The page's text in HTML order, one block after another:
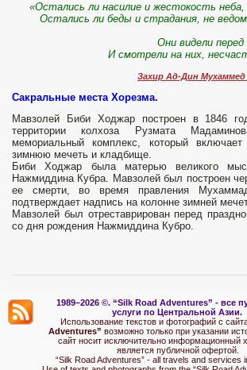
«Остались ли насилие и жестокость
Остались ли беды и страдания, не
Они видели
И смотрели на них,
Захир Ад-Дин Мухаммед
Сакральные места Хорезма.
Мавзолей Биби Ходжар построен в 1846
территории колхоза Рузмата
мемориальный комплекс, который
зимнюю мечеть и кладбище.
Биби Ходжар была матерью великого
Нажмиддина Кубра. Мавзолей был построен
ее смерти, во время правления
подтверждает надпись на колонне зимней
Мавзолей был отреставрирован перед
со дня рождения Нажмиддина Кубро.
1989–2026 ©. “Silk Road Adventures” - все
услуги по Центральной Азии.
Использование текстов и фотографий с
Adventures” возможно только при указании
сайт носит исключительно информационный
является публичной офертой.
“Silk Road Adventures” - all travels and services